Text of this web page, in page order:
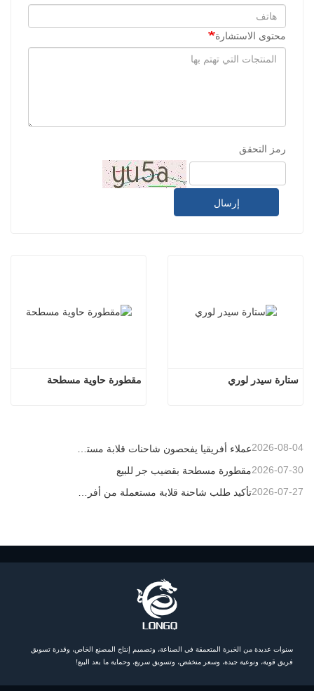
محتوى الاستشارة
رمز التحقق
إرسال
مقطورة حاوية مسطحة ستارة سيدر لوري
2026-08-04
مقطورة مسطحة بقضيب جر للبيع2026-07-30
تأكيد طلب شاحنة قلابة مستعملة من أفريقيا 2026-07-27
سنوات عديدة من الخبرة المتعمقة في الصناعة، وتصميم إنتاج المصنع الخاص، وقدرة تسويق
فريق قوية، ونوعية جيدة، وسعر منخفض، وتسويق سريع، وحماية ما بعد البيع!